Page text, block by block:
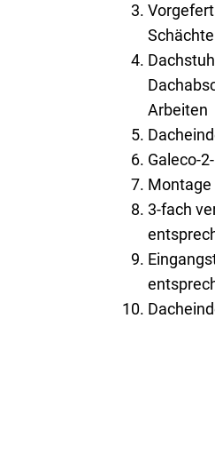
Arbeiten
Galeco-
Montage
3-fach